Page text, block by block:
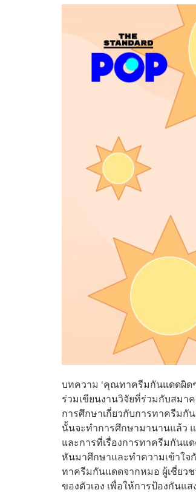
บทความ ‘คุณทาครีมกันแดดผิดๆ
ร่วมเขียนงานวิจัยที่ร่วมกับสมา
การศึกษาเกี่ยวกับการทาครีม
นั้นจะทำการศึกษามานานแล้ว
และการที่เรื่องการทาครีมกันแ
หันมาศึกษาและทำความเข้าใจ
ทาครีมกันแดดจากหมอ ผู้เชี่ยว
ของตัวเอง เพื่อให้การป้องกัน